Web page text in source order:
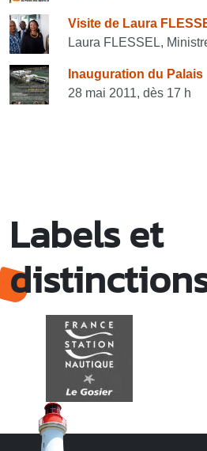
Visite de Laura
Laura FLESSEL,
Inauguration du Palais
28 mai 2011, dès 17 h
Labels et